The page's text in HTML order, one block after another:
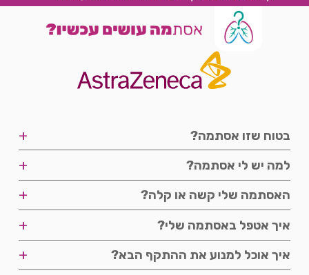
בטוח שזו אסתמה? +
שלבים
למה יש לי אסתמה? +
האסתמה שלי קשה או קלה? +
פודקאסטים
דרגת חומרה
זיהוי הקושי
איך אטפל באסתמה שלי? +
שליטה במחלה
איך אוכל למנוע את ההתקף הבא? +